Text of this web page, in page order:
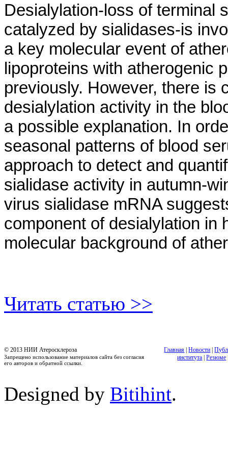
Desialylation-loss of terminal
catalyzed by sialidases-is
a key molecular event of
lipoproteins with atherogenic
previously. However, there is
desialylation activity in the
a possible explanation. In
seasonal patterns of blood
approach to detect and
sialidase activity in autumn-
virus sialidase mRNA
component of desialylation in
molecular background of
Читать статью >>
© 2013 НИИ Атеросклероза
Запрещено использование материалов сайта без согласия
его авторов и обратной ссылки.
Главная |Новости |
института |Резюме
Designed by Bitihint.